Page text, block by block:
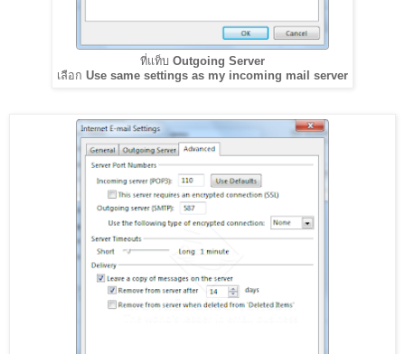
ที่แท็บ Outgoing Server
เลือก Use same settings as my incoming mail server